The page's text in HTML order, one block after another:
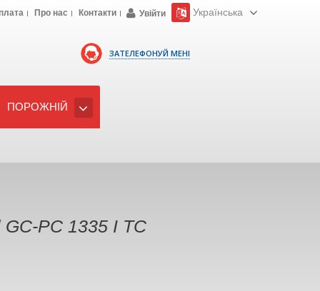
ЗАТЕЛЕФОНУЙ МЕНІ
Про нас Контакти Увійти Українська
ПОРОЖНІЙ
PC 1335 I TC